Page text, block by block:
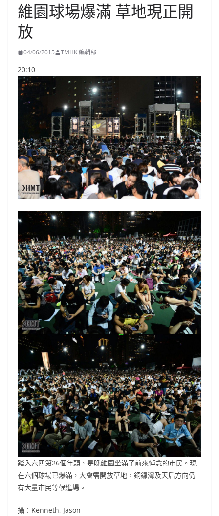
維園球場爆滿 草地現正開
放
04/06/2015 TMHK 編輯部
20:10
踏入六四第26個年頭，是晚維園坐滿了前來悼念的市民。現
在六個球場已爆滿，大會需開放草地，銅鑼灣及天后方向仍
有大量市民等候進場。
攝：Kenneth, Jason